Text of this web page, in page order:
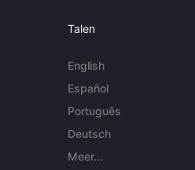
Talen
English
Español
Português
Deutsch
Meer...